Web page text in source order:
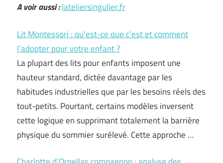
A voir aussi :lateliersingulier.fr
Lit Montessori : qu’est-ce que c’est et comment
l’adopter pour votre enfant ?
La plupart des lits pour enfants imposent une
hauteur standard, dictée davantage par les
habitudes industrielles que par les besoins réels des
tout-petits. Pourtant, certains modèles inversent
cette logique en supprimant totalement la barrière
physique du sommier surélevé. Cette approche …